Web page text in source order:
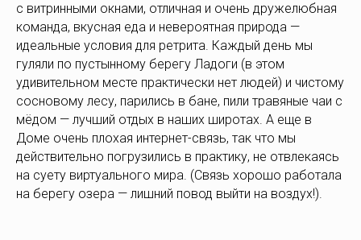
с витринными окнами, отличная и очень дружелюбная
команда, вкусная еда и невероятная природа —
идеальные условия для ретрита. Каждый день мы
гуляли по пустынному берегу Ладоги (в этом
удивительном месте практически нет людей) и чистому
сосновому лесу, парились в бане, пили травяные чаи с
мёдом — лучший отдых в наших широтах. А еще в
Доме очень плохая интернет-связь, так что мы
действительно погрузились в практику, не отвлекаясь
на суету виртуального мира. (Связь хорошо работала
на берегу озера — лишний повод выйти на воздух!).